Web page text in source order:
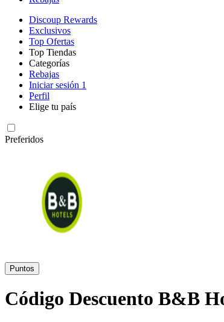
Discoup Rewards
Exclusivos
Top Ofertas
Top Tiendas
Categorías
Rebajas
Iniciar sesión 1
Perfil
Elige tu país
Preferidos
Puntos
Código Descuento B&B